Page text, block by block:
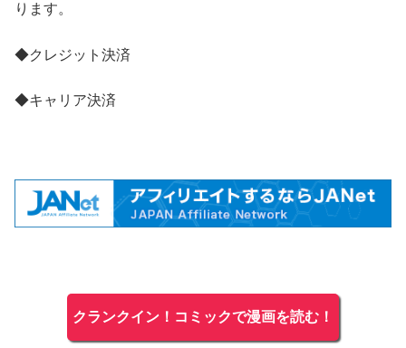
ります。
◆クレジット決済
◆キャリア決済
クランクイン！コミックで漫画を読む！